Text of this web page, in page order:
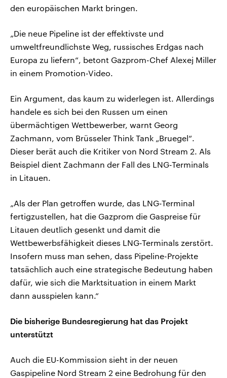
den europäischen Markt bringen.
„Die neue Pipeline ist der effektivste und
umweltfreundlichste Weg, russisches Erdgas nach
Europa zu liefern“, betont Gazprom-Chef Alexej Miller
in einem Promotion-Video.
Ein Argument, das kaum zu widerlegen ist. Allerdings
handele es sich bei den Russen um einen
übermächtigen Wettbewerber, warnt Georg
Zachmann, vom Brüsseler Think Tank „Bruegel“.
Dieser berät auch die Kritiker von Nord Stream 2. Als
Beispiel dient Zachmann der Fall des LNG-Terminals
in Litauen.
„Als der Plan getroffen wurde, das LNG-Terminal
fertigzustellen, hat die Gazprom die Gaspreise für
Litauen deutlich gesenkt und damit die
Wettbewerbsfähigkeit dieses LNG-Terminals zerstört.
Insofern muss man sehen, dass Pipeline-Projekte
tatsächlich auch eine strategische Bedeutung haben
dafür, wie sich die Marktsituation in einem Markt
dann ausspielen kann.“
Die bisherige Bundesregierung hat das Projekt
unterstützt
Auch die EU-Kommission sieht in der neuen
Gaspipeline Nord Stream 2 eine Bedrohung für den